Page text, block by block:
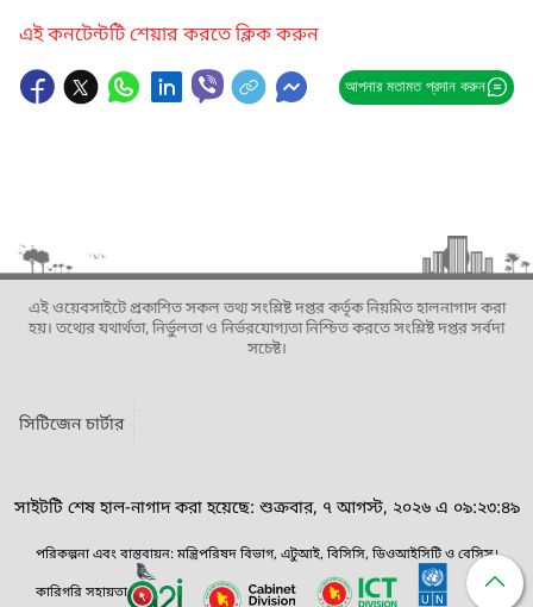
এই কনটেন্টটি শেয়ার করতে ক্লিক করুন
আপনার মতামত প্রদান করুন
এই ওয়েবসাইটে প্রকাশিত সকল তথ্য সংশ্লিষ্ট দপ্তর কর্তৃক নিয়মিত হালনাগাদ করা
হয়। তথ্যের যথার্থতা, নির্ভুলতা ও নির্ভরযোগ্যতা নিশ্চিত করতে সংশ্লিষ্ট দপ্তর সর্বদা
সচেষ্ট।
সিটিজেন চার্টার
সাইটটি শেষ হাল-নাগাদ করা হয়েছে: শুক্রবার, ৭ আগস্ট, ২০২৬ এ ০৯:২৩:৪৯
পরিকল্পনা এবং বাস্তবায়ন: মন্ত্রিপরিষদ বিভাগ, এটুআই, বিসিসি, ডিওআইসিটি ও বেসিস।
কারিগরি সহায়তা